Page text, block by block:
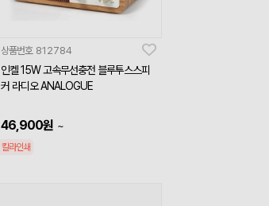
상품번호 812784
인켈 15W 고속무선충전 블루투스스피
커 라디오 ANALOGUE
46,900원 ~
칼라인쇄